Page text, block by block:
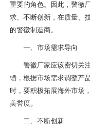
重要的角色。因此，警徽
求、不断创新，在质量、
的警徽制造商。
一、市场需求导向
警徽厂家应该密切关
馈，根据市场需求调整产
时，要积极拓展海外市场
美誉度。
二、不断创新